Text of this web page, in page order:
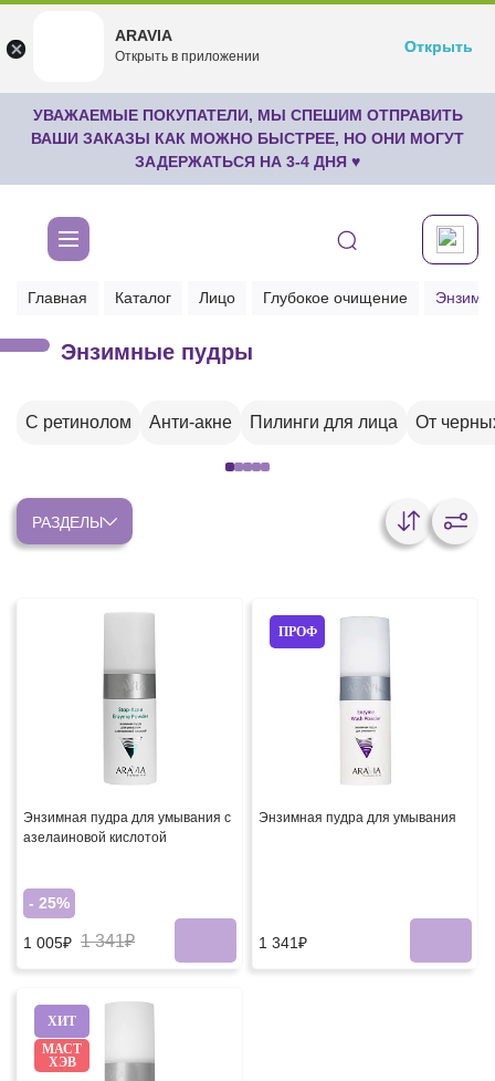
undefined
Бесплатноru.aravia.new
Открыть
УВАЖАЕМЫЕ ПОКУПАТЕЛИ, МЫ СПЕШИМ ОТПРАВИТЬ
ВАШИ ЗАКАЗЫ КАК МОЖНО БЫСТРЕЕ, НО ОНИ МОГУТ
ЗАДЕРЖАТЬСЯ НА 3-4 ДНЯ ♥
Главная Каталог Лицо Глубокое очищение
Энзимные пудры
С ретинолом Анти-акне Пилинги для лица От
РАЗДЕЛЫ
Энзимная пудра для умывания с
азелаиновой кислотой
- 25%
1 005₽ 1 341₽
ПРОФ
Энзимная пудра для умывания
1 341₽
ХИТ
МАСТ
ХЭВ
ARAVIA
Открыть в приложении
Открыть